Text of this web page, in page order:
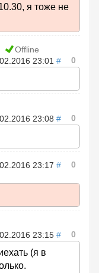
я тоже не
Offline
23:01 # 0
23:08 # 0
23:17 # 0
23:15 # 0
(я в